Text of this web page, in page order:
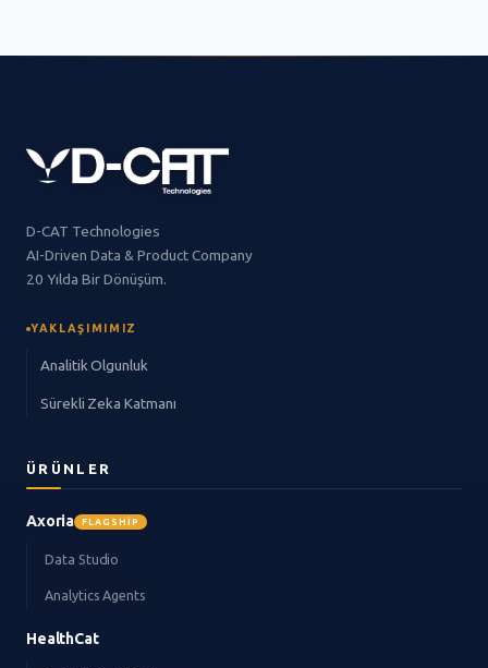
D-CAT Technologies
AI-Driven Data & Product Company
20 Yılda Bir Dönüşüm.
YAKLAŞIMIMIZ
Analitik Olgunluk
Sürekli Zeka Katmanı
ÜRÜNLER
Axoria FLAGSHIP
Data Studio
Analytics Agents
HealthCat